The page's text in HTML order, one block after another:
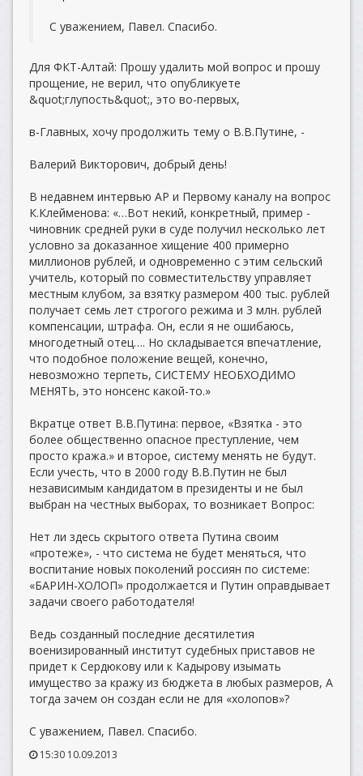
С уважением, Павел. Спасибо.
Для ФКТ-Алтай: Прошу удалить мой вопрос и прошу
прощение, не верил, что опубликуете
&quot;глупость&quot;, это во-первых,
в-Главных, хочу продолжить тему о В.В.Путине, -
Валерий Викторович, добрый день!
В недавнем интервью AP и Первому каналу на вопрос
К.Клейменова: «…Вот некий, конкретный, пример -
чиновник средней руки в суде получил несколько лет
условно за доказанное хищение 400 примерно
миллионов рублей, и одновременно с этим сельский
учитель, который по совместительству управляет
местным клубом, за взятку размером 400 тыс. рублей
получает семь лет строгого режима и 3 млн. рублей
компенсации, штрафа. Он, если я не ошибаюсь,
многодетный отец…. Но складывается впечатление,
что подобное положение вещей, конечно,
невозможно терпеть, СИСТЕМУ НЕОБХОДИМО
МЕНЯТЬ, это нонсенс какой-то.»
Вкратце ответ В.В.Путина: первое, «Взятка - это
более общественно опасное преступление, чем
просто кража.» и второе, систему менять не будут.
Если учесть, что в 2000 году В.В.Путин не был
независимым кандидатом в президенты и не был
выбран на честных выборах, то возникает Вопрос:
Нет ли здесь скрытого ответа Путина своим
«протеже», - что система не будет меняться, что
воспитание новых поколений россиян по системе:
«БАРИН-ХОЛОП» продолжается и Путин оправдывает
задачи своего работодателя!
Ведь созданный последние десятилетия
военизированный институт судебных приставов не
придет к Сердюкову или к Кадырову изымать
имущество за кражу из бюджета в любых размеров, А
тогда зачем он создан если не для «холопов»?
С уважением, Павел. Спасибо.
15:30 10.09.2013